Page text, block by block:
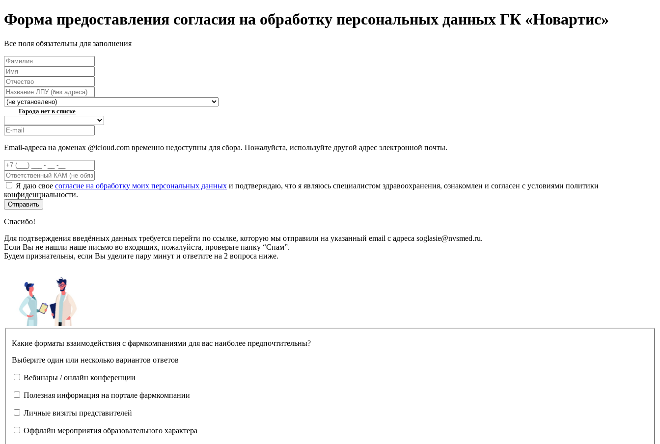
Форма предоставления согласия на обработку персональных данных ГК «Новартис»
Все поля обязательны для заполнения
Города нет в списке
Email-адреса на доменах @icloud.com временно недоступны для сбора. Пожалуйста, используйте другой адрес электронной почты.
Я даю свое согласие на обработку моих персональных данных и подтверждаю, что я являюсь специалистом здравоохранения, ознакомлен и согласен с условиями политики
конфиденциальности.
Отправить
Спасибо!
Для подтверждения введённых данных требуется перейти по ссылке, которую мы отправили на указанный email с адреса soglasie@nvsmed.ru.
Если Вы не нашли наше письмо во входящих, пожалуйста, проверьте папку “Спам”.
Будем признательны, если Вы уделите пару минут и ответите на 2 вопроса ниже.
Какие форматы взаимодействия с фармкомпаниями для вас наиболее предпочтительны?
Выберите один или несколько вариантов ответов
Вебинары / онлайн конференции
Полезная информация на портале фармкомпании
Личные визиты представителей
Оффлайн мероприятия образовательного характера